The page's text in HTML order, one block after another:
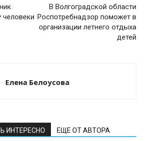
человеки
В Волгоградской области
Роспотребнадзор поможет в
организации летнего отдыха
детей
Елена Белоусова
ИНТЕРЕСНО ЕЩЕ ОТ АВТОРА